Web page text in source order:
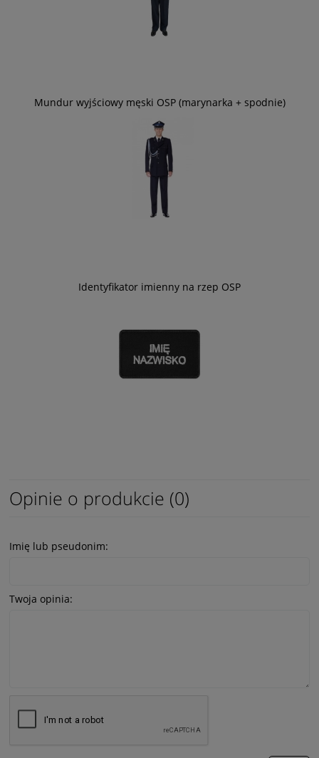
Mundur wyjściowy męski OSP (marynarka + spodnie)
Identyfikator imienny na rzep OSP
Opinie o produkcie (0)
Imię lub pseudonim:
Twoja opinia: